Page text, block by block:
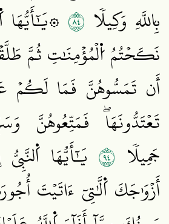
بِاللَّهِ وَكِيلٗا ٤٨ ۞يَٰٓأَيُّهَا
نَكَحۡتُمُ اُ۬لۡمُؤۡمِنَٰتِ ثُمَّ
أَن تَمَسُّوهُنَّ فَمَا لَكُمۡ
تَعۡتَدُّونَهَاۖ فَمَتِّعُوهُنَّ
جَمِيلٗا ٤٩يَٰٓأَيُّهَا اَ۬لنَّبِيُّ
أَزۡوَٰجَكَ اَ۬لَّٰتِيٓ ءَاتَيۡتَ